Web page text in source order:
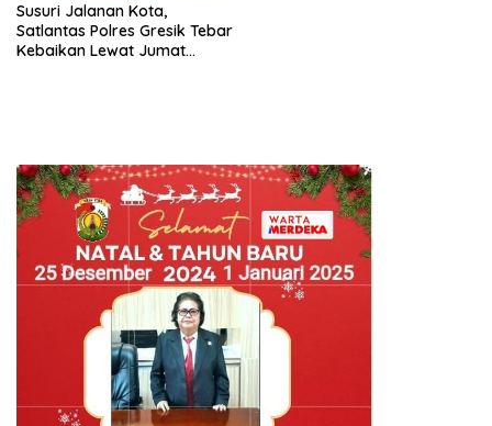
Susuri Jalanan Kota,
Satlantas Polres Gresik Tebar
Kebaikan Lewat Jumat